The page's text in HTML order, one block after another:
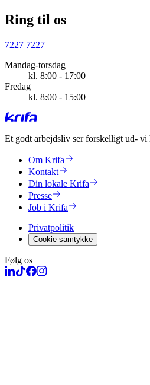
Ring til os
7227 7227
Mandag-torsdag
kl. 8:00 - 17:00
Fredag
kl. 8:00 - 15:00
Et godt arbejdsliv ser forskelligt ud- vi
Om Krifa
Kontakt
Din lokale Krifa
Presse
Job i Krifa
Privatpolitik
Cookie samtykke
Følg os